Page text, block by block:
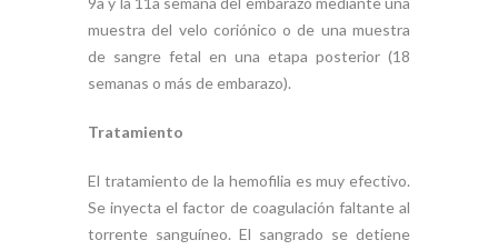
muestra del velo coriónico o de una muestra
de sangre fetal en una etapa posterior (18
semanas o más de embarazo).
Tratamiento
El tratamiento de la hemofilia es muy efectivo.
Se inyecta el factor de coagulación faltante al
torrente sanguíneo. El sangrado se detiene